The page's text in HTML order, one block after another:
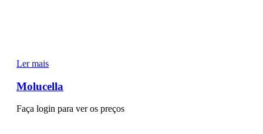
Ler mais
Molucella
Faça login para ver os preços